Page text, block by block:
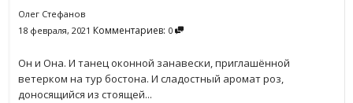
Олег Стефанов
18 февраля, 2021 Комментариев: 0
Он и Она. И танец оконной занавески, приглашённой
ветерком на тур бостона. И сладостный аромат роз,
доносящийся из стоящей...